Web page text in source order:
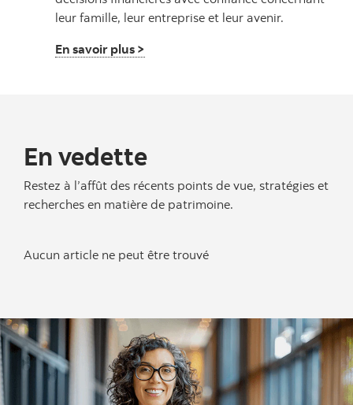
leur famille, leur entreprise et leur avenir.
En savoir plus >
En vedette
Restez à l’affût des récents points de vue, stratégies et
recherches en matière de patrimoine.
Aucun article ne peut être trouvé